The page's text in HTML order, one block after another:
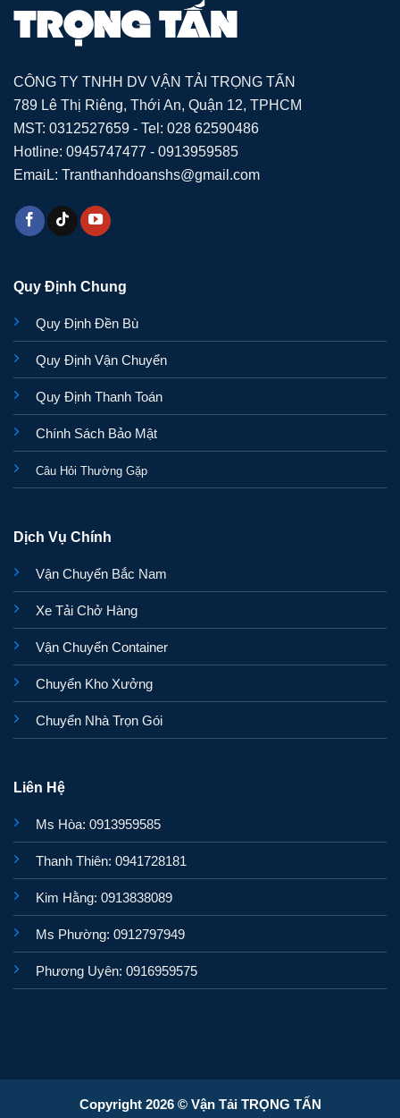
CÔNG TY TNHH DV VẬN TẢI TRỌNG TẤN
789 Lê Thị Riêng, Thới An, Quận 12, TPHCM
MST: 0312527659 - Tel: 028 62590486
Hotline: 0945747477 - 0913959585
EmaiL: Tranthanhdoanshs@gmail.com
Quy Định Chung
Quy Định Đền Bù
Quy Định Vận Chuyển
Quy Định Thanh Toán
Chính Sách Bảo Mật
Câu Hỏi Thường Gặp
Dịch Vụ Chính
Vận Chuyển Bắc Nam
Xe Tải Chở Hàng
Vận Chuyển Container
Chuyển Kho Xưởng
Chuyển Nhà Trọn Gói
Liên Hệ
Ms Hòa: 0913959585
Thanh Thiên: 0941728181
Kim Hằng: 0913838089
Ms Phường: 0912797949
Phương Uyên: 0916959575
Copyright 2026 © Vận Tải TRỌNG TẤN